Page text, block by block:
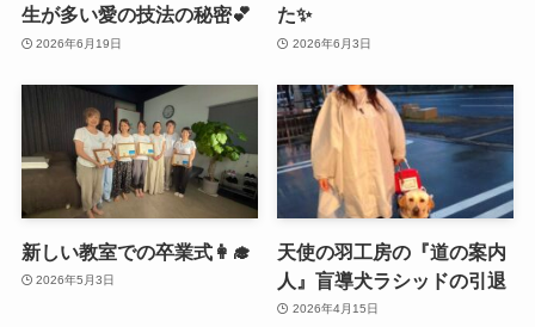
生が多い愛の技法の秘密💕
2026年6月19日
た✨
2026年6月3日
新しい教室での卒業式👩‍🎓
2026年5月3日
天使の羽工房の『道の案内
人』盲導犬ラシッドの引退
2026年4月15日